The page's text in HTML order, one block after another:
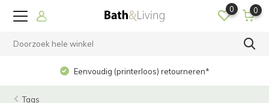
0 0
Eenvoudig (printerloos) retourneren*
Tags